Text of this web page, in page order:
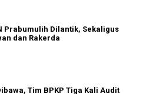
Prabumulih Dilantik, Sekaligus
dan Rakerda
Tim BPKP Tiga Kali Audit